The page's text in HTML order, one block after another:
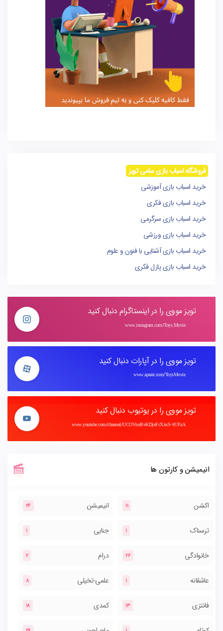
فروشگاه اسباب بازی سامی تویز
خرید اسباب بازی آموزشی
خرید اسباب بازی فکری
خرید اسباب بازی سرگرمی
خرید اسباب بازی ورزشی
خرید اسباب بازی آشنایی با فنون و علوم
خرید اسباب بازی پازل فکری
تویز مووی را در اینستاگرام دنبال کنید
www.instagram.com/Toys.Movie
تویز مووی را در آپارات دنبال کنید
www.aparat.com/ToysMovie
تویز مووی را در یوتیوب دنبال کنید
www.youtube.com/channel/UCOVnxRvKDjxFcX8sS-7UFzA
انیمیشن و کارتون ها
اکشن 11 انیمیشن 26
ترسناک 1 جنایی 1
خانوادگی 26 درام 2
عاشقانه 1 علمی-تخیلی 8
فانتزی 13 کمدی 18